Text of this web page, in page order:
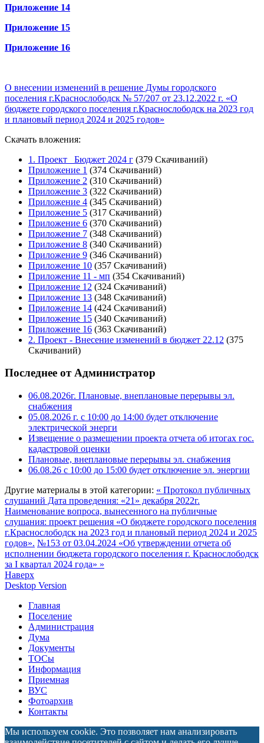
Приложение 14
Приложение 15
Приложение 16
О внесении изменений в решение Думы городского
поселения г.Краснослободск № 57/207 от 23.12.2022 г. «О
бюджете городского поселения г.Краснослободск на 2023 год
и плановый период 2024 и 2025 годов»
Скачать вложения:
1. Проект_ Бюджет 2024 г (379 Скачиваний)
Приложение 1 (374 Скачиваний)
Приложение 2 (310 Скачиваний)
Приложение 3 (322 Скачиваний)
Приложение 4 (345 Скачиваний)
Приложение 5 (317 Скачиваний)
Приложение 6 (370 Скачиваний)
Приложение 7 (348 Скачиваний)
Приложение 8 (340 Скачиваний)
Приложение 9 (346 Скачиваний)
Приложение 10 (357 Скачиваний)
Приложение 11 - мп (354 Скачиваний)
Приложение 12 (324 Скачиваний)
Приложение 13 (348 Скачиваний)
Приложение 14 (424 Скачиваний)
Приложение 15 (340 Скачиваний)
Приложение 16 (363 Скачиваний)
2. Проект - Внесение изменений в бюджет 22.12 (375
Скачиваний)
Последнее от Администратор
06.08.2026г. Плановые, внеплановые перерывы эл.
снабжения
05.08.2026 г. с 10:00 до 14:00 будет отключение
электрической энерги
Извещение о размещении проекта отчета об итогах гос.
кадастровой оценки
Плановые, внеплановые перерывы эл. снабжения
06.08.26 с 10:00 до 15:00 будет отключение эл. энергии
Другие материалы в этой категории: « Протокол публичных
слушаний Дата проведения: «21» декабря 2022г.
Наименование вопроса, вынесенного на публичные
слушания: проект решения «О бюджете городского поселения
г.Краснослободск на 2023 год и плановый период 2024 и 2025
годов». №153 от 03.04.2024 «Об утверждении отчета об
исполнении бюджета городского поселения г. Краснослободск
за I квартал 2024 года» »
Наверх
Desktop Version
Главная
Поселение
Администрация
Дума
Документы
ТОСы
Информация
Приемная
ВУС
Фотоархив
Контакты
Мы используем cookie. Это позволяет нам анализировать